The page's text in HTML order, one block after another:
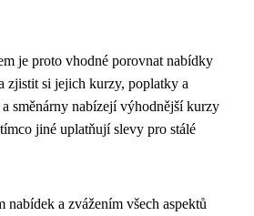
je proto vhodné porovnat nabídky
zjistit si jejich kurzy, poplatky a
směnárny nabízejí výhodnější kurzy
jiné uplatňují slevy pro stálé
a zvážením všech aspektů